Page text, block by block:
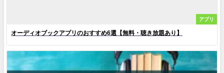
アプリ
オーディオブックアプリのおすすめ6選【無料・聴き放題あり】